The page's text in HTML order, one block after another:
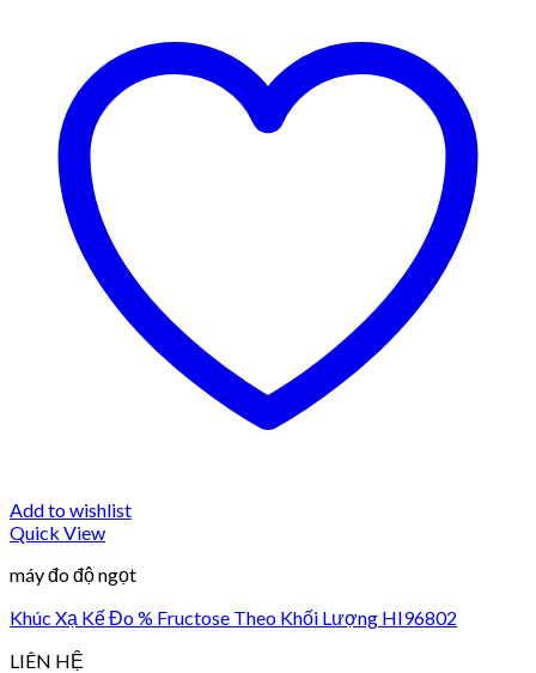
Add to wishlist
Quick View
máy đo độ ngọt
Khúc Xạ Kế Đo % Fructose Theo Khối Lượng HI96802
LIÊN HỆ